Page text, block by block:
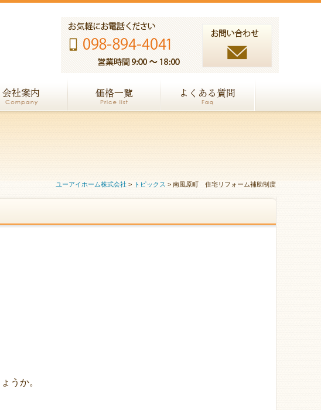
ユーアイホーム株式会社 > トピックス > 南風原町 住宅リフォーム補助制度
うか。